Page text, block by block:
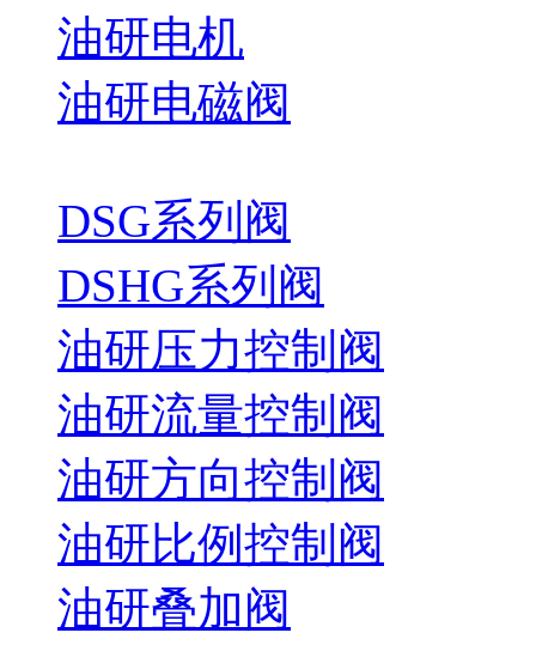
油研电机
油研电磁阀
DSG系列阀
DSHG系列阀
油研压力控制阀
油研流量控制阀
油研方向控制阀
油研比例控制阀
油研叠加阀